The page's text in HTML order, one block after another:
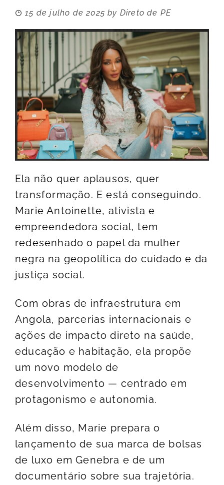
15 de julho de 2025 by Direto de PE
Ela não quer aplausos, quer
transformação. E está conseguindo.
Marie Antoinette, ativista e
empreendedora social, tem
redesenhado o papel da mulher
negra na geopolítica do cuidado e da
justiça social.
Com obras de infraestrutura em
Angola, parcerias internacionais e
ações de impacto direto na saúde,
educação e habitação, ela propõe
um novo modelo de
desenvolvimento — centrado em
protagonismo e autonomia.
Além disso, Marie prepara o
lançamento de sua marca de bolsas
de luxo em Genebra e de um
documentário sobre sua trajetória.